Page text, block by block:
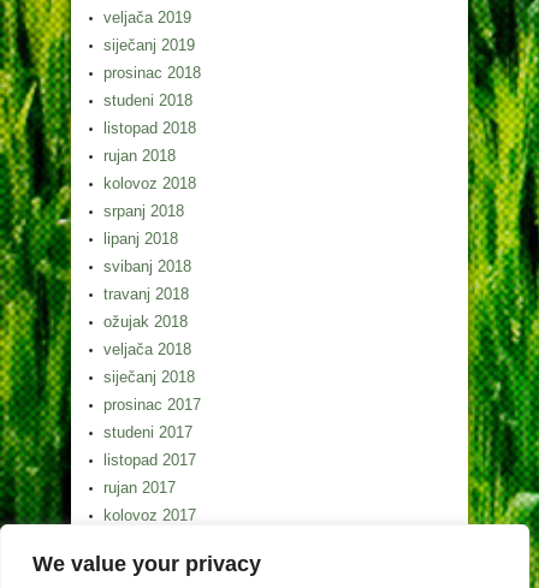
We value your privacy
veljača 2019
siječanj 2019
prosinac 2018
studeni 2018
listopad 2018
rujan 2018
kolovoz 2018
srpanj 2018
lipanj 2018
svibanj 2018
travanj 2018
ožujak 2018
veljača 2018
siječanj 2018
prosinac 2017
studeni 2017
listopad 2017
rujan 2017
kolovoz 2017
lipanj 2017